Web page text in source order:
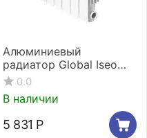
Алюминиевый
радиатор Global Iseo
500 5 секций
0.0
В наличии
5 831 Р